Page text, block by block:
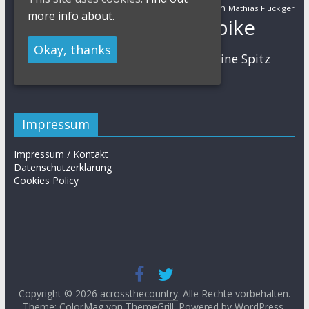
Markus Schulte-Lünzum Martin Gluth Mathias Flückiger
Mountainbike
MTB Nadine Rieder Sabine Spitz
Impressum
Impressum / Kontakt
Datenschutzerklärung
Cookies Policy
Copyright © 2026 acrossthecountry. Alle Rechte vorbehalten.
more info about.
Okay, thanks